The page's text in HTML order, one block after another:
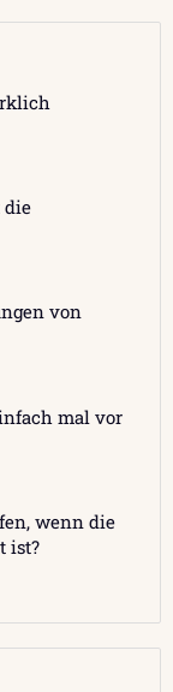
die
von
mal vor
wenn die
ist?